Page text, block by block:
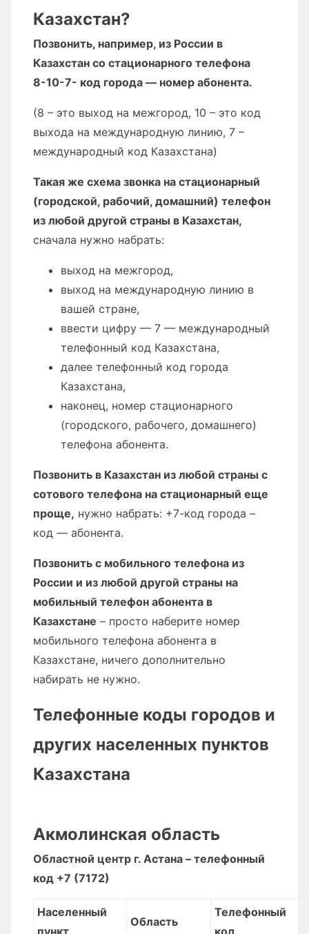
Казахстан?
Позвонить, например, из России в
Казахстан со стационарного телефона
8-10-7- код города — номер абонента.
(8 – это выход на межгород, 10 – это код
выхода на международную линию, 7 –
международный код Казахстана)
Такая же схема звонка на стационарный
(городской, рабочий, домашний) телефон
из любой другой страны в Казахстан,
сначала нужно набрать:
выход на межгород,
выход на международную линию в
вашей стране,
ввести цифру — 7 — международный
телефонный код Казахстана,
далее телефонный код города
Казахстана,
наконец, номер стационарного
(городского, рабочего, домашнего)
телефона абонента.
Позвонить в Казахстан из любой страны с
сотового телефона на стационарный еще
проще, нужно набрать: +7-код города –
код — абонента.
Позвонить с мобильного телефона из
России и из любой другой страны на
мобильный телефон абонента в
Казахстане – просто наберите номер
мобильного телефона абонента в
Казахстане, ничего дополнительно
набирать не нужно.
Телефонные коды городов и
других населенных пунктов
Казахстана
Акмолинская область
Областной центр г. Астана – телефонный
код +7 (7172)
Населенный
пункт
Область
Телефонный
код